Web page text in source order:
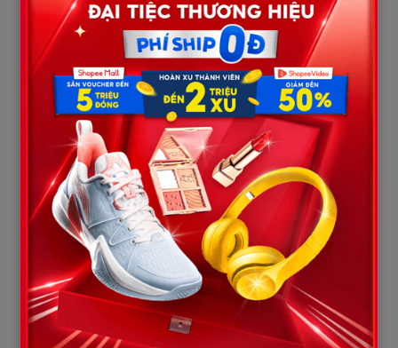
này đi xét nghiệm”. Tôi dừng lại, nhìn thẳng vào mắt Vy – lúc này
đã tái xanh như tàu lá chuối.
“Kết quả thật kinh hoàng”. – Tôi hạ giọng xuống, nhưng đủ để
lọt vào micro rõ mồn một. – “Trên mẫu vải này, các bác sĩ tìm
thấy vi khuẩnGiang mai giai đoạn 2và dấu hiệu của virusSùi
đang trong thời kỳ ủ bệnh mạnh nhất. Đây là những căn
bệnh xã hội cực kỳ nguy hiểm, lây lan qua đường tiếp xúc thân
mật”. Cả khán phòng ồ lên kinh hãi. Mọi ánh mắt đổ dồn về phía
Thành. Anh ta đứng chết trân, tay run lẩy bẩy, vô thức lùi lại
phía sau, đưa tay phủi mạnh vào quần áo mình như thể đang bị
kiến lửa đốt. Nỗi sợ bệnh tật lấn át cả sĩ diện.
Tôi quay sang nhìn Vy, mỉm cười nhân hậu nhưng ánh mắt sắc
như dao cau: – “Cô Vy, tôi thấy cô hay đi cùng xe với chồng tôi.
Chiếc quần này… nhìn kích cỡ và kiểu dáng rất giống phong cách
của cô. Tôi khuyên cô nên đi xét nghiệm gấp. Nếu là của cô, thì
thật sự chia buồn, cô đã hại chồng tôi rồi. Còn nếu không phải